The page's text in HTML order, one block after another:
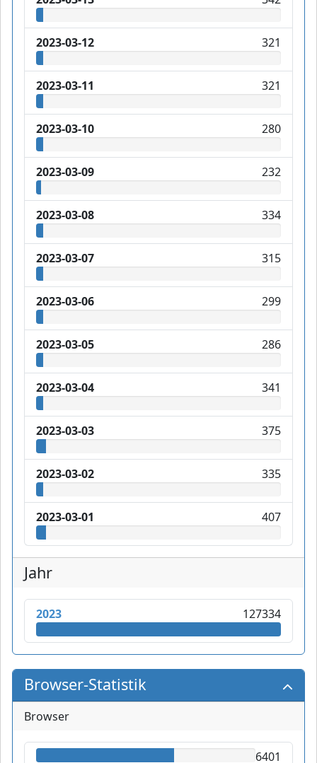
2023-03-12 321
2023-03-11 321
2023-03-10 280
2023-03-09 232
2023-03-08 334
2023-03-07 315
2023-03-06 299
2023-03-05 286
2023-03-04 341
2023-03-03 375
2023-03-02 335
2023-03-01 407
Jahr
2023 127334
Browser-Statistik
Browser
6401